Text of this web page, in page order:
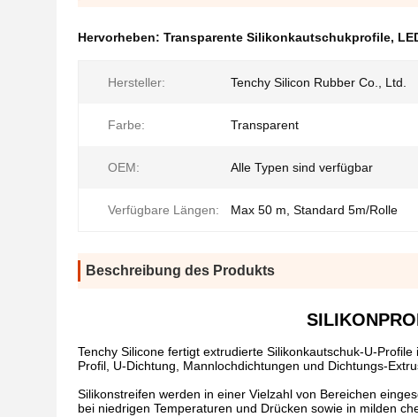
Hervorheben: Transparente Silikonkautschukprofile,
Hersteller: Tenchy Silicon Rubber Co., Ltd.
Farbe: Transparent
OEM: Alle Typen sind verfügbar
Verfügbare Längen: Max 50 m, Standard 5m/Rolle
Beschreibung des Produkts
Tenchy Silicone fertigt extrudierte Silikonkautschuk-U-
Profil, U-Dichtung, Mannlochdichtungen und Dichtungs-
Silikonstreifen werden in einer Vielzahl von Bereichen
bei niedrigen Temperaturen und Drücken sowie in milden